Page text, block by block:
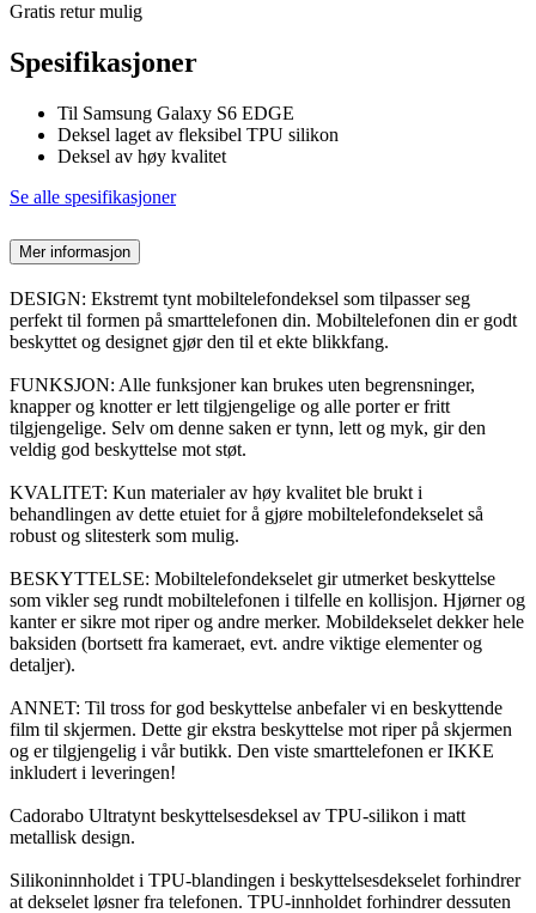
Gratis retur mulig
Spesifikasjoner
Til Samsung Galaxy S6 EDGE
Deksel laget av fleksibel TPU silikon
Deksel av høy kvalitet
Se alle spesifikasjoner
Mer informasjon
DESIGN: Ekstremt tynt mobiltelefondeksel som tilpasser seg
perfekt til formen på smarttelefonen din. Mobiltelefonen din er godt
beskyttet og designet gjør den til et ekte blikkfang.
FUNKSJON: Alle funksjoner kan brukes uten begrensninger,
knapper og knotter er lett tilgjengelige og alle porter er fritt
tilgjengelige. Selv om denne saken er tynn, lett og myk, gir den
veldig god beskyttelse mot støt.
KVALITET: Kun materialer av høy kvalitet ble brukt i
behandlingen av dette etuiet for å gjøre mobiltelefondekselet så
robust og slitesterk som mulig.
BESKYTTELSE: Mobiltelefondekselet gir utmerket beskyttelse
som vikler seg rundt mobiltelefonen i tilfelle en kollisjon. Hjørner og
kanter er sikre mot riper og andre merker. Mobildekselet dekker hele
baksiden (bortsett fra kameraet, evt. andre viktige elementer og
detaljer).
ANNET: Til tross for god beskyttelse anbefaler vi en beskyttende
film til skjermen. Dette gir ekstra beskyttelse mot riper på skjermen
og er tilgjengelig i vår butikk. Den viste smarttelefonen er IKKE
inkludert i leveringen!
Cadorabo Ultratynt beskyttelsesdeksel av TPU-silikon i matt
metallisk design.
Silikoninnholdet i TPU-blandingen i beskyttelsesdekselet forhindrer
at dekselet løsner fra telefonen. TPU-innholdet forhindrer dessuten